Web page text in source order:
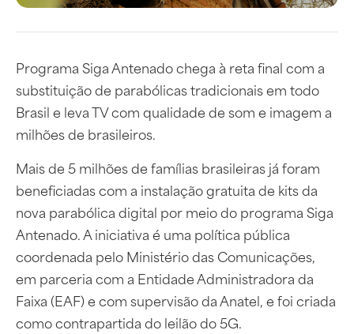
Programa Siga Antenado chega à reta final com a
substituição de parabólicas tradicionais em todo
Brasil e leva TV com qualidade de som e imagem a
milhões de brasileiros.
Mais de 5 milhões de famílias brasileiras já foram
beneficiadas com a instalação gratuita de kits da
nova parabólica digital por meio do programa Siga
Antenado. A iniciativa é uma política pública
coordenada pelo Ministério das Comunicações,
em parceria com a Entidade Administradora da
Faixa (EAF) e com supervisão da Anatel, e foi criada
como contrapartida do leilão do 5G.